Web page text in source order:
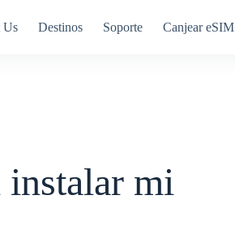
Us Destinos Soporte Canjear eSIM
instalar mi